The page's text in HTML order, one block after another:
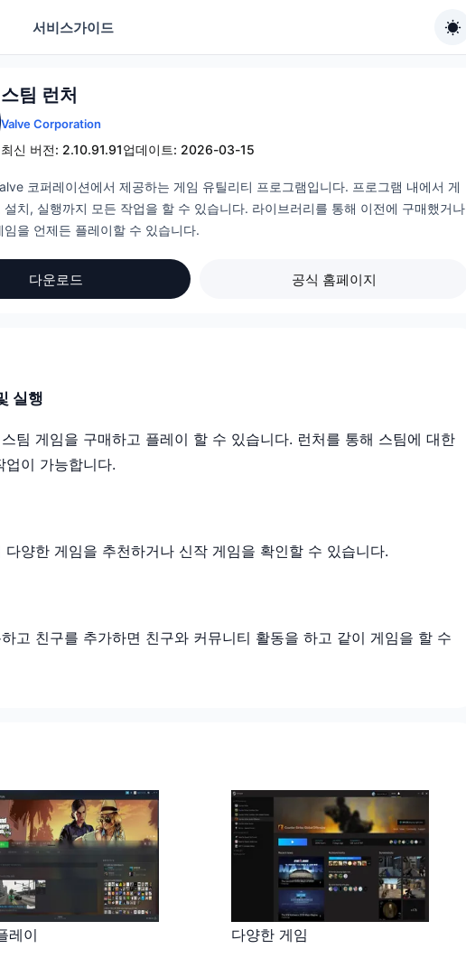
서비스가이드
스팀 런처
Valve Corporation
최신 버전: 2.10.91.91업데이트: 2026-03-15
코퍼레이션에서 제공하는 게임 유틸리티 프로그램입니다. 프로그램 내에서 게
설치, 실행까지 모든 작업을 할 수 있습니다. 라이브러리를 통해 이전에 구매했거나
임을 언제든 플레이할 수 있습니다.
다운로드 공식 홈페이지
실행
팀 게임을 구매하고 플레이 할 수 있습니다. 런처를 통해 스팀에 대한
업이 가능합니다.
다양한 게임을 추천하거나 신작 게임을 확인할 수 있습니다.
고 친구를 추가하면 친구와 커뮤니티 활동을 하고 같이 게임을 할 수
레이 다양한 게임